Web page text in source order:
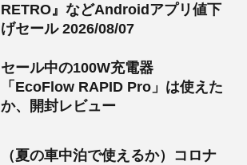
RETRO』などAndroidアプリ値下
げセール 2026/08/07
セール中の100W充電器
「EcoFlow RAPID Pro」は使えた
か、開封レビュー
（夏の車中泊で使えるか）コロナ